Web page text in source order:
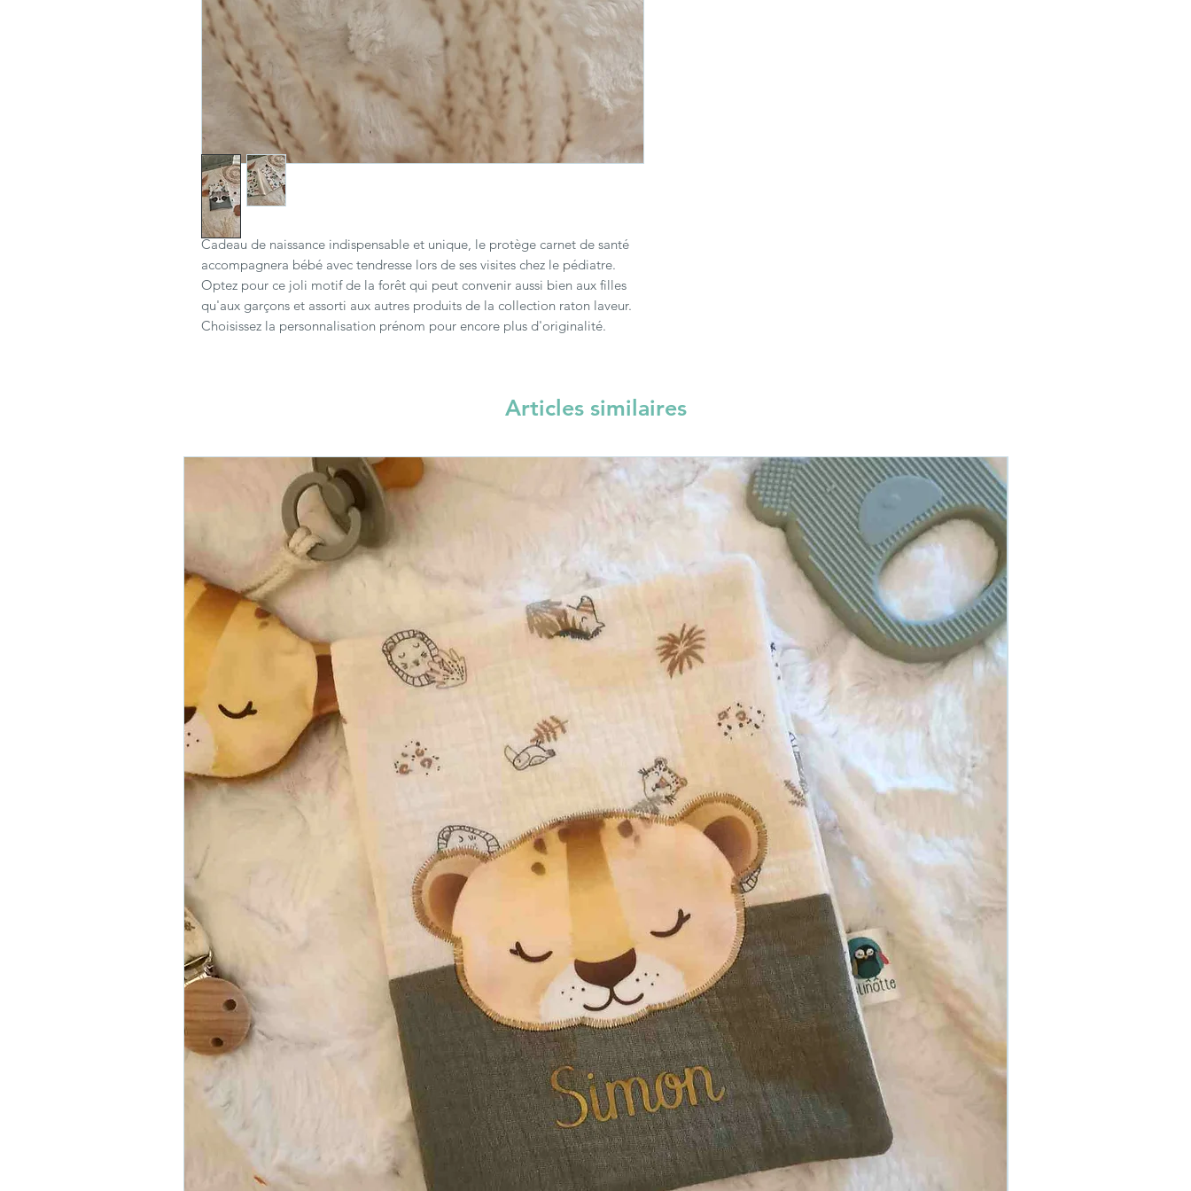
Cadeau de naissance indispensable et unique, le protège carnet de santé
accompagnera bébé avec tendresse lors de ses visites chez le pédiatre.
Optez pour ce joli motif de la forêt qui peut convenir aussi bien aux filles
qu'aux garçons et assorti aux autres produits de la collection raton laveur.
Choisissez la personnalisation prénom pour encore plus d'originalité.
Articles similaires